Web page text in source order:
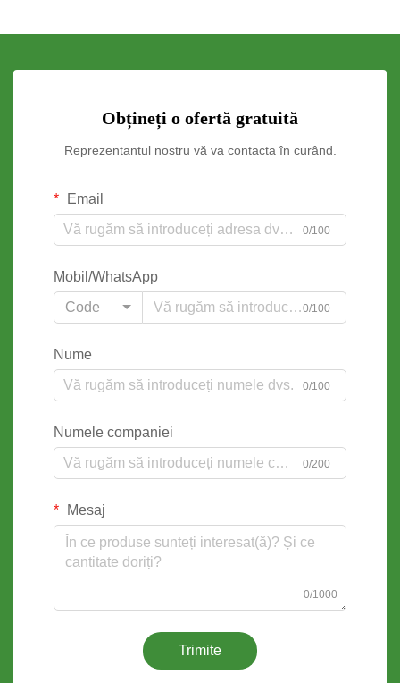
Obțineți o ofertă gratuită
Reprezentantul nostru vă va contacta în curând.
Email
0/100
Mobil/WhatsApp
Code
0/100
Nume
0/100
Numele companiei
0/200
Mesaj
0/1000
Trimite